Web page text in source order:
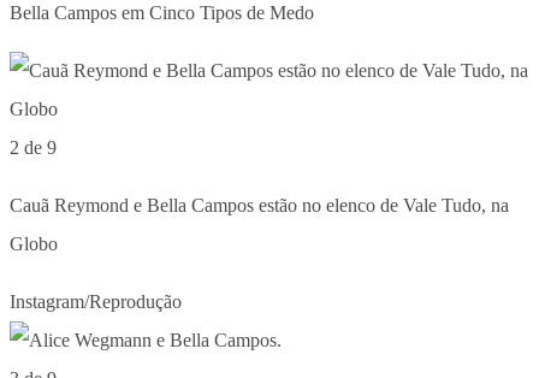
Bella Campos em Cinco Tipos de Medo
2 de 9
Cauã Reymond e Bella Campos estão no elenco de Vale Tudo, na
Globo
Instagram/Reprodução